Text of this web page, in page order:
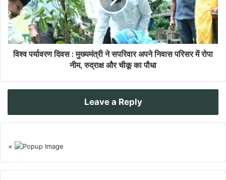
विश्व पर्यावरण दिवस : मुख्यमंत्री ने सपरिवार अपने निवास परिसर में रोपा
नीम, रुद्राक्ष और चीकू का पौधा
Leave a Reply
×